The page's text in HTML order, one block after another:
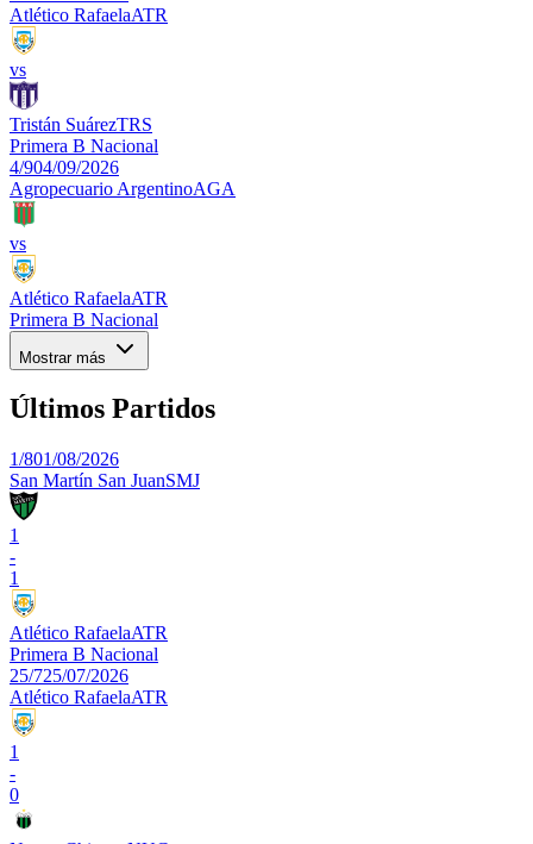
Atlético RafaelaATR
vs
Tristán SuárezTRS
Primera B Nacional
4/904/09/2026
Agropecuario ArgentinoAGA
vs
Atlético RafaelaATR
Primera B Nacional
Mostrar más
Últimos Partidos
1/801/08/2026
San Martín San JuanSMJ
1
-
1
Atlético RafaelaATR
Primera B Nacional
25/725/07/2026
Atlético RafaelaATR
1
-
0